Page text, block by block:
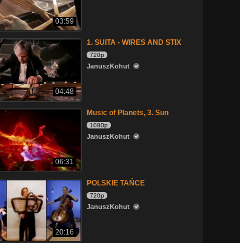
03:59
04:48
1. SUITA - WIRES AND STIX
720p
JanuszKohut
06:31
Music of Planets, 3. Sun
1080p
JanuszKohut
20:16
POLSKIE TAŃCE
720p
JanuszKohut